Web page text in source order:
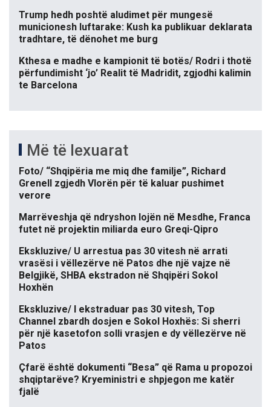
Trump hedh poshtë aludimet për mungesë
municionesh luftarake: Kush ka publikuar deklarata
tradhtare, të dënohet me burg
Kthesa e madhe e kampionit të botës/ Rodri i thotë
përfundimisht ‘jo’ Realit të Madridit, zgjodhi kalimin
te Barcelona
Më të lexuarat
Foto/ “Shqipëria me miq dhe familje”, Richard
Grenell zgjedh Vlorën për të kaluar pushimet
verore
Marrëveshja që ndryshon lojën në Mesdhe, Franca
futet në projektin miliarda euro Greqi-Qipro
Ekskluzive/ U arrestua pas 30 vitesh në arrati
vrasësi i vëllezërve në Patos dhe një vajze në
Belgjikë, SHBA ekstradon në Shqipëri Sokol
Hoxhën
Ekskluzive/ I ekstraduar pas 30 vitesh, Top
Channel zbardh dosjen e Sokol Hoxhës: Si sherri
për një kasetofon solli vrasjen e dy vëllezërve në
Patos
Çfarë është dokumenti “Besa” që Rama u propozoi
shqiptarëve? Kryeministri e shpjegon me katër
fjalë